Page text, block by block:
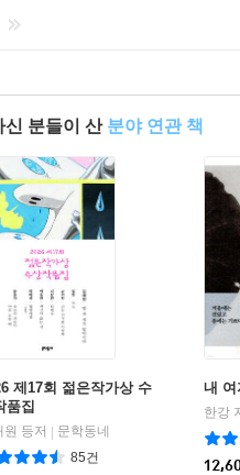
신 분들이 산 분야 연관 책
제17회 젊은작가상 수
품집
원 등저
문학동네
85건
내 여
한강